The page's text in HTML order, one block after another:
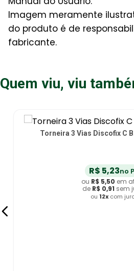
Imagem meramente
do produto é de
fabricante.
Quem viu, viu
Torneira 3 Vias Discofix C
R$ 5,23no
ou R$ 5,50 em
de R$ 0,91 sem
ou 12x com